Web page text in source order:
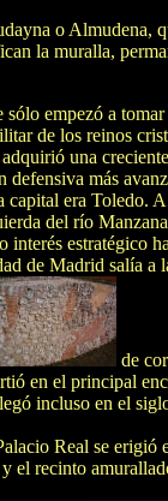
o Almudena,
la muralla,
empezó a
de los reinos
una
defensiva más
era Toledo.
del río
estratégico
de Madrid salía a
de
en el principal
incluso en el
Real se erigió
el recinto